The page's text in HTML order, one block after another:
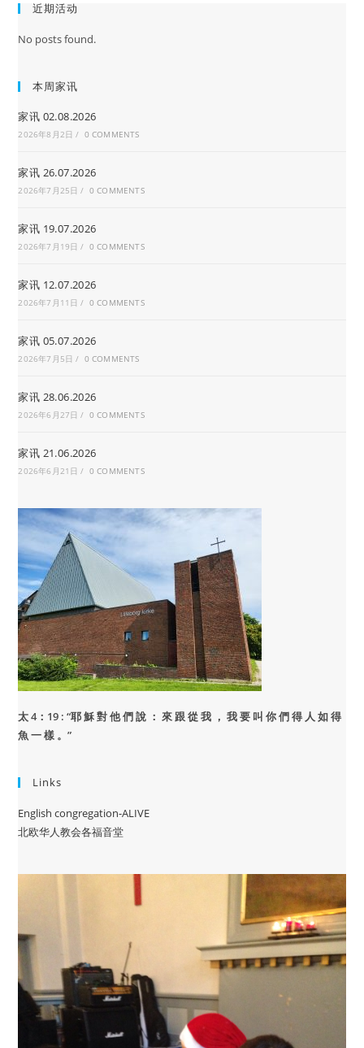
近期活动
No posts found.
本周家讯
家讯 02.08.2026
2026年8月2日 / 0 COMMENTS
家讯 26.07.2026
2026年7月25日 / 0 COMMENTS
家讯 19.07.2026
2026年7月19日 / 0 COMMENTS
家讯 12.07.2026
2026年7月11日 / 0 COMMENTS
家讯 05.07.2026
2026年7月5日 / 0 COMMENTS
家讯 28.06.2026
2026年6月27日 / 0 COMMENTS
家讯 21.06.2026
2026年6月21日 / 0 COMMENTS
太 4：19 : “耶 穌 對 他 們 說 ： 來 跟 從 我 ， 我 要 叫 你 們 得 人 如 得
魚 一 樣 。”
Links
English congregation-ALIVE
北欧华人教会各福音堂